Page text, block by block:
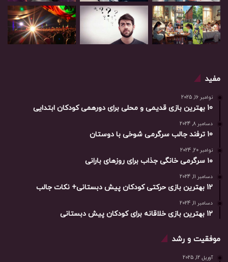
مفید
نوامبر 16, 2025
10 بهترین بازی‌ قدیمی و محلی برای دورهمی کودکان ابتدایی
دسامبر 8, 2024
10 ترفند جالب سرگرمی شوخی با دوستان
نوامبر 20, 2024
۱۰ سرگرمی خانگی جذاب برای روزهای بارانی
دسامبر 11, 2024
12 بهترین بازی حرکتی کودکان پیش دبستانی+ نکات جالب
دسامبر 11, 2024
12 بهترین بازی خلاقانه برای کودکان پیش دبستانی
موفقیت و رشد
آوریل 12, 2025